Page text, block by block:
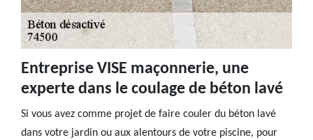
Entreprise VISE maçonnerie, une
experte dans le coulage de béton lavé
Si vous avez comme projet de faire couler du béton lavé
dans votre jardin ou aux alentours de votre piscine, pour